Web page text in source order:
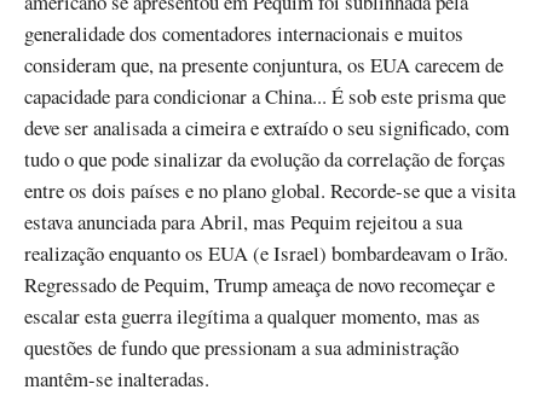
generalidade dos comentadores internacionais e muitos
consideram que, na presente conjuntura, os EUA carecem de
capacidade para condicionar a China... É sob este prisma que
deve ser analisada a cimeira e extraído o seu significado, com
tudo o que pode sinalizar da evolução da correlação de forças
entre os dois países e no plano global. Recorde-se que a visita
estava anunciada para Abril, mas Pequim rejeitou a sua
realização enquanto os EUA (e Israel) bombardeavam o Irão.
Regressado de Pequim, Trump ameaça de novo recomeçar e
escalar esta guerra ilegítima a qualquer momento, mas as
questões de fundo que pressionam a sua administração
mantêm-se inalteradas.